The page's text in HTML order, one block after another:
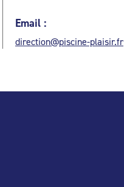
Email :
direction@piscine-plaisir.fr